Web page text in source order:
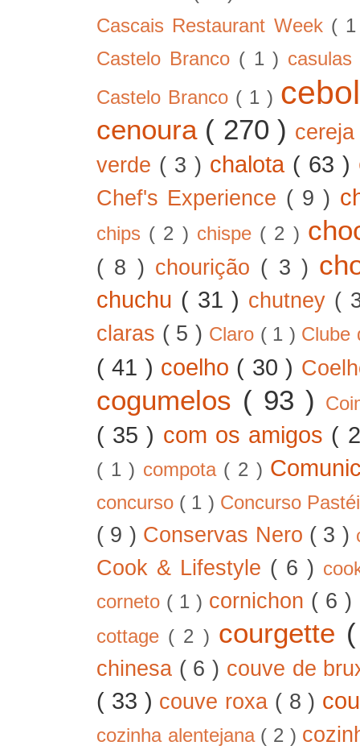
Cascais Restaurant Week (
Castelo Branco ( 1 )
Castelo Branco ( 1 )
cenoura ( 270 )
verde ( 3 ) chalota ( 63 )
Chef's Experience ( 9 )
chips ( 2 ) chispe ( 2 )
( 8 ) chourição ( 3 )
chuchu ( 31 ) chutney (
claras ( 5 ) Claro ( 1 ) Clube
( 41 ) coelho ( 30 )
cogumelos ( 93 )
( 35 ) com os amigos (
( 1 ) compota ( 2 )
concurso ( 1 ) Concurso
( 9 ) Conservas Nero ( 3 )
Cook & Lifestyle ( 6 )
corneto ( 1 ) cornichon ( 6 )
cottage ( 2 ) courgette
chinesa ( 6 ) couve de
( 33 ) couve roxa ( 8 )
cozinha alentejana ( 2 )